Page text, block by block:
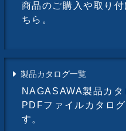
商品のご購入や取り
ちら。
製品カタログ一覧
NAGASAWA製品カタ
PDFファイルカタロ
す。